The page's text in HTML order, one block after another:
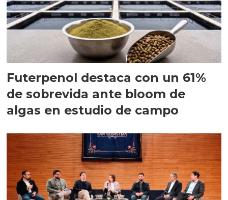
Futerpenol destaca con un 61%
de sobrevida ante bloom de
algas en estudio de campo